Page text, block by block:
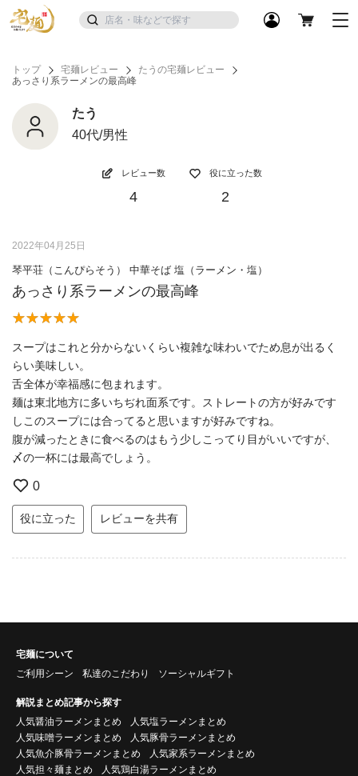
トップ 宅麺レビュー
たうの宅麺レビュー
あっさり系ラーメンの最高峰
たう
40代/男性
レビュー数
4
役に立った数
2
2022年04月25日
琴平荘（こんぴらそう） 中華そば 塩（ラーメン・塩）
あっさり系ラーメンの最高峰
スープはこれと分からないくらい複雑な味わいでため息が出るく
らい美味しい。
舌全体が幸福感に包まれます。
麺は東北地方に多いちぢれ面系です。ストレートの方が好みです
しこのスープには合ってると思いますが好みですね。
腹が減ったときに食べるのはもう少しこってり目がいいですが、
〆の一杯には最高でしょう。
0
役に立った レビューを共有
宅麺について
ご利用シーン
私達のこだわり ソーシャルギフト
解説まとめ記事から探す
人気醤油ラーメンまとめ
人気塩ラーメンまとめ
人気味噌ラーメンまとめ
人気豚骨ラーメンまとめ
人気魚介豚骨ラーメンまとめ
人気家系ラーメンまとめ
人気担々麺まとめ
人気鶏白湯ラーメンまとめ